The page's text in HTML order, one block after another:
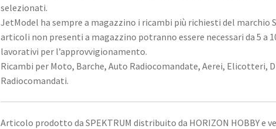
selezionati.
JetModel ha sempre a magazzino i ricambi più richiesti del marchio
articoli non presenti a magazzino potranno essere necessari da 5 a
lavorativi per l’approvvigionamento.
Ricambi per Moto, Barche, Auto Radiocomandate, Aerei, Elicotteri,
Radiocomandati.
Articolo prodotto da SPEKTRUM distribuito da HORIZON HOBBY e